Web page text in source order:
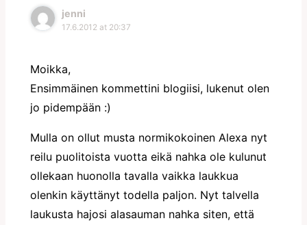
jenni
17.6.2012 at 20:37
Moikka,
Ensimmäinen kommettini blogiisi, lukenut olen
jo pidempään :)
Mulla on ollut musta normikokoinen Alexa nyt
reilu puolitoista vuotta eikä nahka ole kulunut
ollekaan huonolla tavalla vaikka laukkua
olenkin käyttänyt todella paljon. Nyt talvella
laukusta hajosi alasauman nahka siten, että